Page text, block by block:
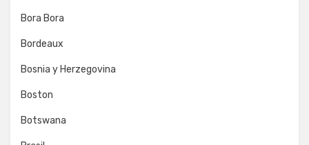
Bora Bora
Bordeaux
Bosnia y Herzegovina
Boston
Botswana